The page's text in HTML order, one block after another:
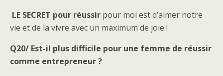
LE SECRET pour réussir pour moi est d’aimer notre
vie et de la vivre avec un maximum de joie !
Q20/ Est-il plus difficile pour une femme de réussir
comme entrepreneur ?